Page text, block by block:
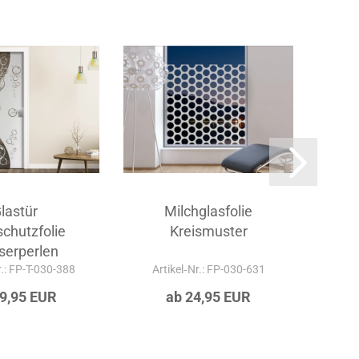
FP-T-030-388
EUR
Milchglasfolie
Kreismuster
Artikel‑Nr.: FP-030-631
ab 24,95 EUR